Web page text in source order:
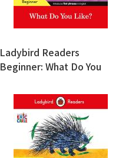
Ladybird Readers
Beginner: What Do You